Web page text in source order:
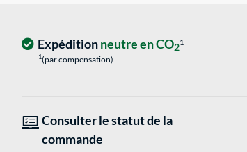
Expéditionneutre en CO21
1(par compensation)
Consulter le statut de la
commande